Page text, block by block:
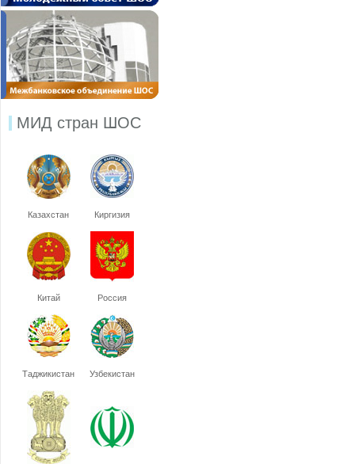
МИД стран ШОС
Казахстан Киргизия
Китай Россия
Таджикистан Узбекистан